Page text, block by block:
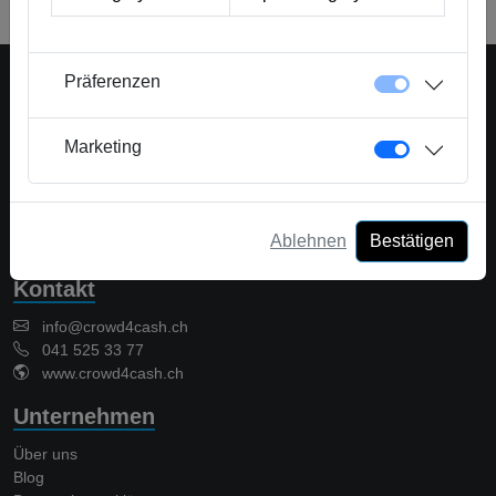
geprüft und danach freigegeben.
Eine Plattform der Crowd Solutions AG
Bellevueweg 42
Kontakt
info@crowd4cash.ch
041 525 33 77
www.crowd4cash.ch
Unternehmen
Über uns
Blog
Präferenzen
Marketing
Ablehnen Bestätigen